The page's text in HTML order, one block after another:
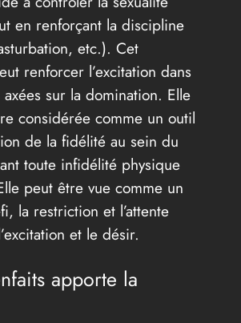
en renforçant la discipline
etc.). Cet
renforcer l’excitation dans
sur la domination. Elle
considérée comme un outil
de la fidélité au sein du
toute infidélité physique
peut être vue comme un
la restriction et l’attente
et le désir.
apporte la